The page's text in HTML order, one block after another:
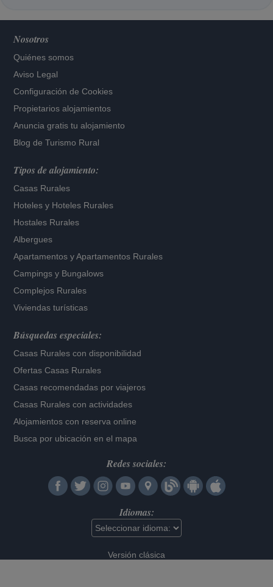
Nosotros
Quiénes somos
Aviso Legal
Configuración de Cookies
Propietarios alojamientos
Anuncia gratis tu alojamiento
Blog de Turismo Rural
Tipos de alojamiento:
Casas Rurales
Hoteles y Hoteles Rurales
Hostales Rurales
Albergues
Apartamentos yApartamentos Rurales
Campings y Bungalows
Complejos Rurales
Viviendas turísticas
Búsquedas especiales:
Casas Rurales con disponibilidad
Ofertas Casas Rurales
Casas recomendadas por viajeros
Casas Rurales con actividades
Alojamientos con reserva online
Busca por ubicación en el mapa
Redes sociales:
Idiomas:
Versión clásica